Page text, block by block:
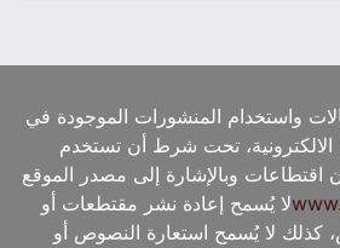
واستخدام المنشورات الموجودة في
تحت شرط أن تستخدم
وبالإشارة إلى مصدر الموقع
لا يُسمح إعادة نشر مقتطعات أو
لا يُسمح استعارة النصوص أو